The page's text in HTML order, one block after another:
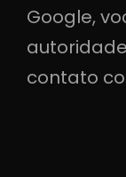
Google,
contato